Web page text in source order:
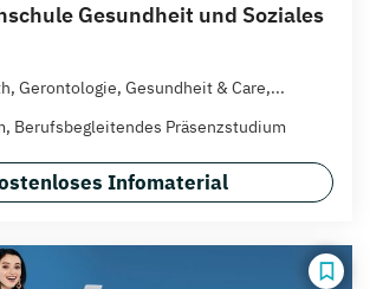
Gesundheit und Soziales
Gerontologie, Gesundheit & Care,...
Berufsbegleitendes Präsenzstudium
Infomaterial